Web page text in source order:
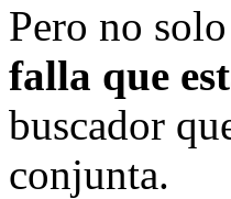
Pero no
falla que
buscador
conjunta.